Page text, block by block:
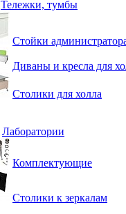
Тележки, тумбы
Стойки
Диваны и кресла для
Столики для холла
Лаборатории
Комплектующие
Столики к зеркалам